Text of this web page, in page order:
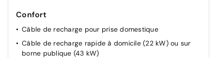
Confort
Câble de recharge pour prise domestique
Câble de recharge rapide à domicile (22 kW) ou sur
borne publique (43 kW)